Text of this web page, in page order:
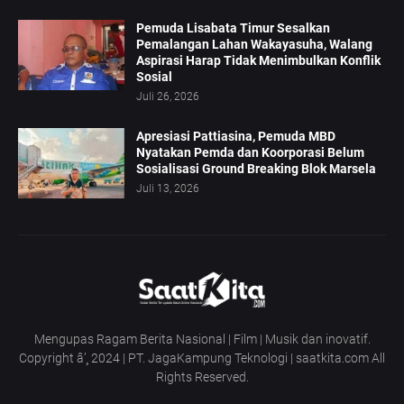
Pemuda Lisabata Timur Sesalkan
Pemalangan Lahan Wakayasuha, Walang
Aspirasi Harap Tidak Menimbulkan Konflik
Sosial
Juli 26, 2026
Apresiasi Pattiasina, Pemuda MBD
Nyatakan Pemda dan Koorporasi Belum
Sosialisasi Ground Breaking Blok Marsela
Juli 13, 2026
Mengupas Ragam Berita Nasional | Film | Musik dan inovatif.
Copyright â’¸ 2024 | PT. JagaKampung Teknologi | saatkita.com All
Rights Reserved.